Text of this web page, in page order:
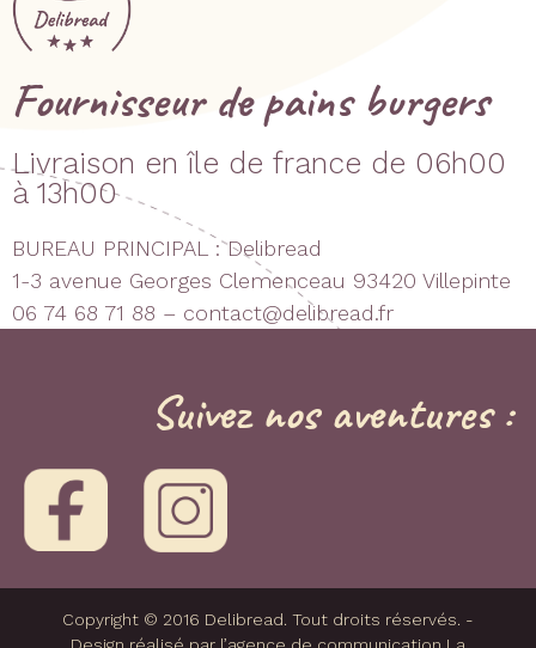
Fournisseur de pains burgers
Livraison en île de france de 06h00
à 13h00
BUREAU PRINCIPAL : Delibread
1-3 avenue Georges Clemenceau 93420 Villepinte
06 74 68 71 88 – contact@delibread.fr
Suivez nos aventures :
Copyright © 2016 Delibread. Tout droits réservés. -
Design réalisé par l’agence de communication La